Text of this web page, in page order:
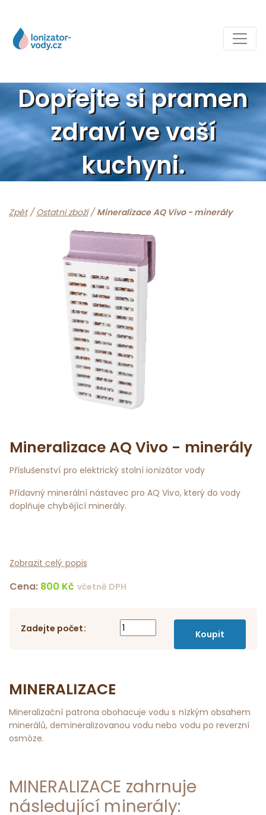
Dopřejte si pramen
zdraví ve vaší
kuchyni.
Zpět / Ostatní zboží / Mineralizace AQ Vivo - minerály
Mineralizace AQ Vivo - minerály
Příslušenství pro elektrický stolní ionizátor vody
Přídavný minerální nástavec pro AQ Vivo, který do vody
doplňuje chybějící minerály.
Zobrazit celý popis
Cena: 800 Kč včetně DPH
Zadejte počet:
MINERALIZACE
Mineralizační patrona obohacuje vodu s nízkým obsahem
minerálů, demineralizovanou vodu nebo vodu po reverzní
osmóze.
MINERALIZACE zahrnuje
následující minerály: